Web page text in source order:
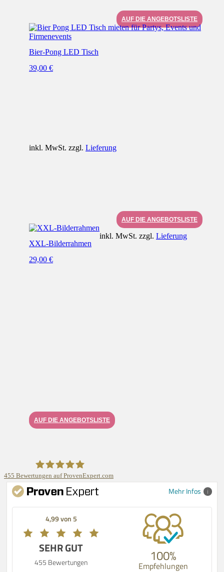
AUF DIE ANGEBOTSLISTE
Bier-Pong LED Tisch
39,00 €
inkl. MwSt. zzgl. Lieferung
AUF DIE ANGEBOTSLISTE
XXL-Bilderrahmen
29,00 €
inkl. MwSt. zzgl. Lieferung
AUF DIE ANGEBOTSLISTE
Event144
455 Bewertungen auf ProvenExpert.com
Mehr Infos
4,99 von 5
SEHR GUT
455 Bewertungen 100%
Empfehlungen